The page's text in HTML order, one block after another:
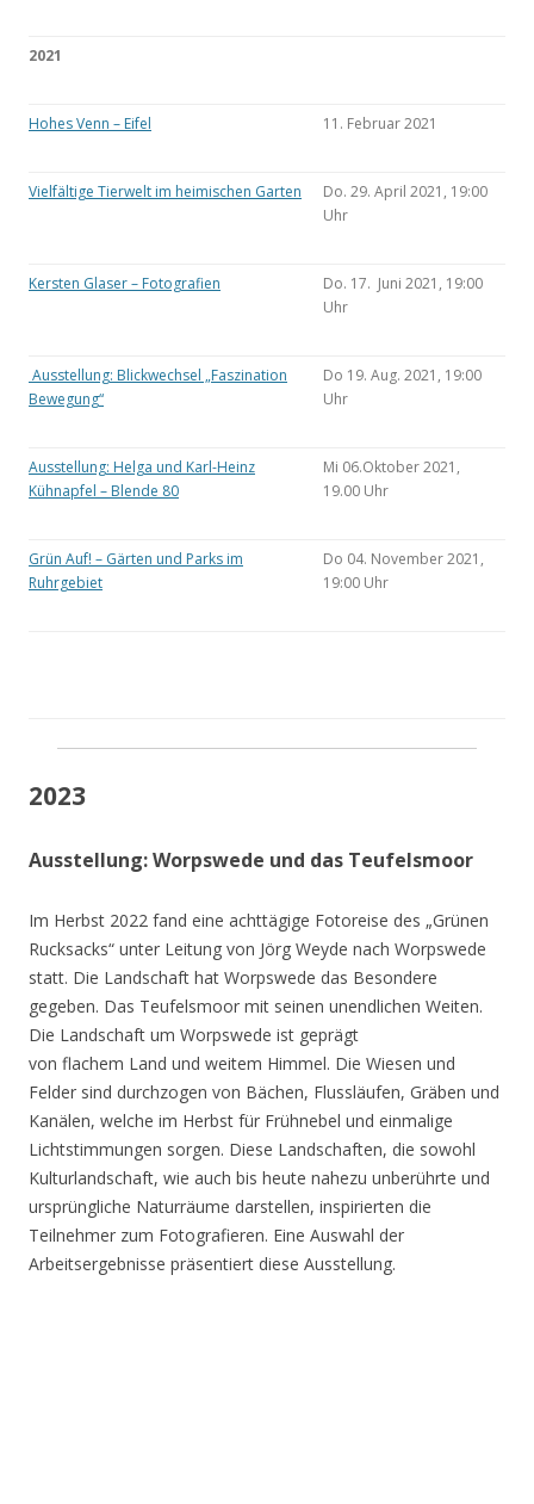
2021
Hohes Venn – Eifel 11. Februar 2021
Vielfältige Tierwelt im heimischen Garten
Do. 29. April 2021, 19:00
Uhr
Kersten Glaser – Fotografien
Do. 17. Juni 2021, 19:00
Uhr
Ausstellung: Blickwechsel „Faszination
Bewegung“
Do 19. Aug. 2021, 19:00
Uhr
Ausstellung: Helga und Karl-Heinz
Kühnapfel – Blende 80
Mi 06.Oktober 2021,
19.00 Uhr
Grün Auf! – Gärten und Parks im
Ruhrgebiet
Do 04. November 2021,
19:00 Uhr
2023
Ausstellung: Worpswede und das Teufelsmoor
Im Herbst 2022 fand eine achttägige Fotoreise des „Grünen
Rucksacks“ unter Leitung von Jörg Weyde nach Worpswede
statt. Die Landschaft hat Worpswede das Besondere
gegeben. Das Teufelsmoor mit seinen unendlichen Weiten.
Die Landschaft um Worpswede ist geprägt
von flachem Land und weitem Himmel. Die Wiesen und
Felder sind durchzogen von Bächen, Flussläufen, Gräben und
Kanälen, welche im Herbst für Frühnebel und einmalige
Lichtstimmungen sorgen. Diese Landschaften, die sowohl
Kulturlandschaft, wie auch bis heute nahezu unberührte und
ursprüngliche Naturräume darstellen, inspirierten die
Teilnehmer zum Fotografieren. Eine Auswahl der
Arbeitsergebnisse präsentiert diese Ausstellung.